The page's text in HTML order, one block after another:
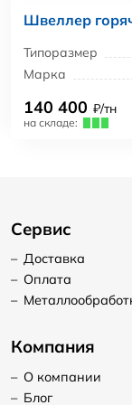
Швеллер
Типоразмер
Марка
140 400 ₽/тн
на складе:
Сервис
– Доставка
– Оплата
–
Компания
– О компании
– Блог